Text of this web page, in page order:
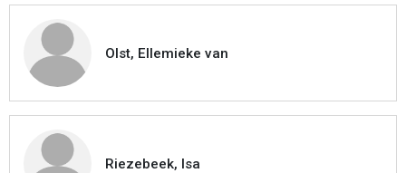
Olst, Ellemieke van
Riezebeek, Isa